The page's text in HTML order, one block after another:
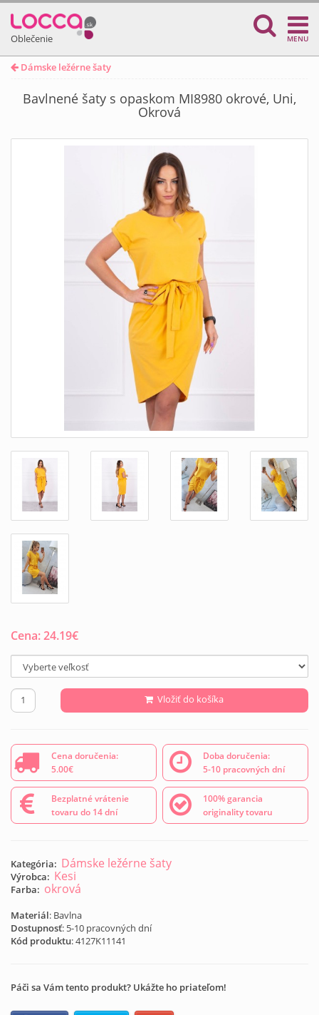
Oblečenie MENU
Dámske ležérne šaty
Bavlnené šaty s opaskom MI8980 okrové, Uni,
Okrová
Cena:24.19€
Vložiť do košíka
Cena doručenia:
5.00€
Doba doručenia:
5-10 pracovných dní
Bezplatné vrátenie
tovaru do 14 dní
100% garancia
originality tovaru
Kategória: Dámske ležérne šaty
Výrobca: Kesi
Farba: okrová
Materiál: Bavlna
Dostupnosť: 5-10 pracovných dní
Kód produktu:4127K11141
Páči sa Vám tento produkt? Ukážte ho priateľom!